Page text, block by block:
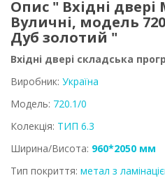
Опис " Вхідні двері
Вуличні, модель
Дуб золотий "
Вхідні двері складська
Виробник: Україна
Модель: 720.1/0
Колекція: ТИП 6.3
Ширина/Висота: 960*2050 мм
Тип покриття: метал з